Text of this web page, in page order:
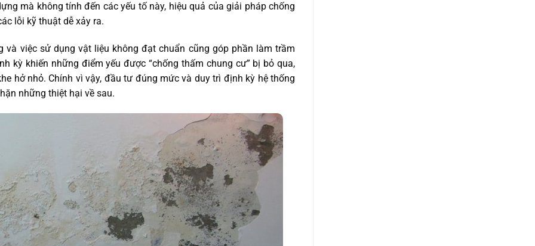
mà không tính đến các yếu tố này, hiệu quả của giải pháp chống
lỗi kỹ thuật dễ xảy ra.
và việc sử dụng vật liệu không đạt chuẩn cũng góp phần làm trầm
kỳ khiến những điểm yếu được “chống thấm chung cư” bị bỏ qua,
hở nhỏ. Chính vì vậy, đầu tư đúng mức và duy trì định kỳ hệ thống
những thiệt hại về sau.